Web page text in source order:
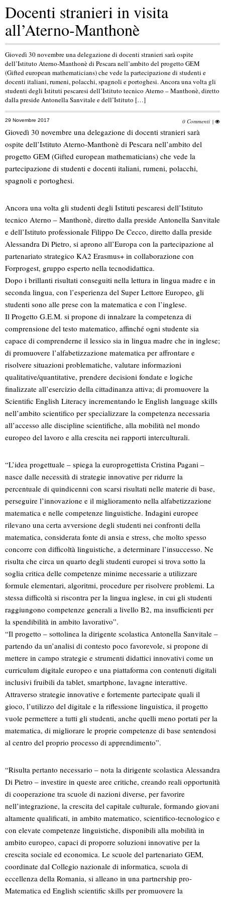
Docenti stranieri in visita
all’Aterno-Manthonè
Giovedì 30 novembre una delegazione di docenti stranieri sarà ospite
dell’Istituto Aterno-Manthonè di Pescara nell’ambito del progetto GEM
(Gifted european mathematicians) che vede la partecipazione di studenti e
docenti italiani, rumeni, polacchi, spagnoli e portoghesi. Ancora una volta gli
studenti degli Istituti pescaresi dell’Istituto tecnico Aterno – Manthonè, diretto
dalla preside Antonella Sanvitale e dell’Istituto […]
29 Novembre 2017 0 Commenti |
Giovedì 30 novembre una delegazione di docenti stranieri sarà
ospite dell’Istituto Aterno-Manthonè di Pescara nell’ambito del
progetto GEM (Gifted european mathematicians) che vede la
partecipazione di studenti e docenti italiani, rumeni, polacchi,
spagnoli e portoghesi.
Ancora una volta gli studenti degli Istituti pescaresi dell’Istituto
tecnico Aterno – Manthonè, diretto dalla preside Antonella Sanvitale
e dell’Istituto professionale Filippo De Cecco, diretto dalla preside
Alessandra Di Pietro, si aprono all’Europa con la partecipazione al
partenariato strategico KA2 Erasmus+ in collaborazione con
Forprogest, gruppo esperto nella tecnodidattica.
Dopo i brillanti risultati conseguiti nella lettura in lingua madre e in
seconda lingua, con l’esperienza del Super Lettore Europeo, gli
studenti sono alle prese con la matematica e con l’inglese.
Il Progetto G.E.M. si propone di innalzare la competenza di
comprensione del testo matematico, affinché ogni studente sia
capace di comprenderne il lessico sia in lingua madre che in inglese;
di promuovere l’alfabetizzazione matematica per affrontare e
risolvere situazioni problematiche, valutare informazioni
qualitative/quantitative, prendere decisioni fondate e logiche
finalizzate all’esercizio della cittadinanza attiva; di promuovere la
Scientific English Literacy incrementando le English language skills
nell’ambito scientifico per specializzare la competenza necessaria
all’accesso alle discipline scientifiche, alla mobilità nel mondo
europeo del lavoro e alla crescita nei rapporti interculturali.
“L’idea progettuale – spiega la europrogettista Cristina Pagani –
nasce dalle necessità di strategie innovative per ridurre la
percentuale di quindicenni con scarsi risultati nelle materie di base,
perseguire l’innovazione e il miglioramento nella alfabetizzazione
matematica e nelle competenze linguistiche. Indagini europee
rilevano una certa avversione degli studenti nei confronti della
matematica, considerata fonte di ansia e stress, che molto spesso
concorre con difficoltà linguistiche, a determinare l’insuccesso. Ne
risulta che circa un quarto degli studenti europei si trova sotto la
soglia critica delle competenze minime necessarie a utilizzare
formule elementari, algoritmi, procedure per risolvere problemi. La
stessa difficoltà si riscontra per la lingua inglese, in cui gli studenti
raggiungono competenze generali a livello B2, ma insufficienti per
la spendibilità in ambito lavorativo”.
“Il progetto – sottolinea la dirigente scolastica Antonella Sanvitale –
partendo da un’analisi di contesto poco favorevole, si propone di
mettere in campo strategie e strumenti didattici innovativi come un
curriculum digitale europeo e una piattaforma con contenuti digitali
inclusivi fruibili da tablet, smartphone, lavagne interattive.
Attraverso strategie innovative e fortemente partecipate quali il
gioco, l’utilizzo del digitale e la riflessione linguistica, il progetto
vuole permettere a tutti gli studenti, anche quelli meno portati per la
matematica, di migliorare le proprie competenze di base sentendosi
al centro del proprio processo di apprendimento”.
“Risulta pertanto necessario – nota la dirigente scolastica Alessandra
Di Pietro – investire in queste aree critiche, creando reali opportunità
di cooperazione tra scuole di nazioni diverse, per favorire
nell’integrazione, la crescita del capitale culturale, formando giovani
altamente qualificati, in ambito matematico, scientifico-tecnologico e
con elevate competenze linguistiche, disponibili alla mobilità in
ambito europeo, capaci di proporre soluzioni innovative per la
crescita sociale ed economica. Le scuole del partenariato GEM,
coordinate dal Collegio nazionale di informatica, scuola di
eccellenza della Romania, si alleano in una partnership pro-
Matematica ed English scientific skills per promuovere la